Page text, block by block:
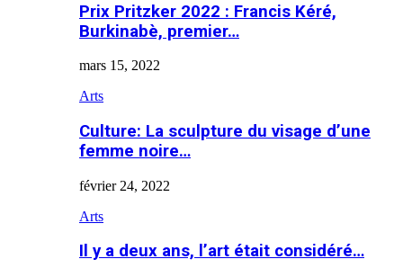
Prix Pritzker 2022 : Francis Kéré,
Burkinabè, premier…
mars 15, 2022
Arts
Culture: La sculpture du visage d’une
femme noire…
février 24, 2022
Arts
Il y a deux ans, l’art était considéré…